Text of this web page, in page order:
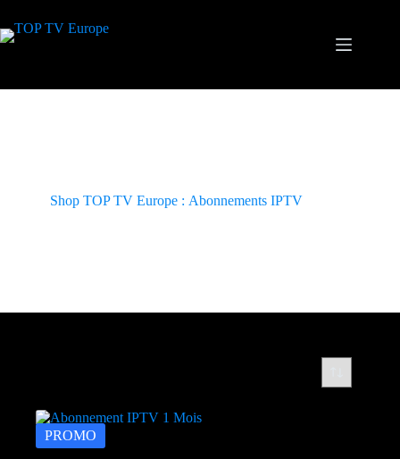
contenu
Shop TOP TV Europe : Abonnements IPTV
PROMO